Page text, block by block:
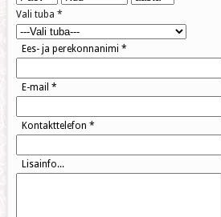
Vali tuba *
Ees- ja perekonnanimi *
E-mail *
Kontakttelefon *
Lisainfo...